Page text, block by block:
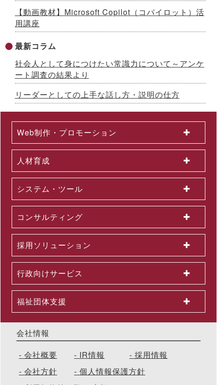
座開始
2026.07.10
「インソースグループ統合報告書2025」発行のお知らせ ～AI
時代の成長戦略を様々な観点で解説
成果が出るまで伴走する、Forward Deployed型コンサルタン
ト養成研修を開発 ～26年７月から公開講座で提供
2026.07.03
国土交通省採択の二地域居住事業に参画、新たな人流創出へ～
「白川町二地域居住促進コンソーシアム」協定締結のお知らせ
2026.07.01
2026年６月度KPI（業績指標）進捗状況
2026.06.12
待値の理解」を軸に、７月から新たに３研修を公開講座で開催
2026.06.08
催 ～問題意識調査結果から、日本企業における課題を読み解く
2026.06.03
＜第３弾＞「AI活用を１億人に」交通広告を６月より大幅拡大
～東名阪エリアの主要路線にて、教育による業務へのAI活用支
援を力強く訴求
2026.06.01
組織変更及び人事異動に関するお知らせ
2026.06.01
2026年５月度KPI（業績指標）進捗状況
公開講座セットプラン「上司部下ペアプラン」を26年５月より
提供開始 ～同一テーマの同時受講で、実践につながる共通言語
【動画教材】Microsoft Copilot（コパイロット）活
用講座
最新コラム
社会人として身につけたい常識力について～アンケ
ート調査の結果より
リーダーとしての上手な話し方・説明の仕方
Web制作・プロモーション
人材育成
システム・ツール
コンサルティング
採用ソリューション
行政向けサービス
福祉団体支援
会社情報
会社概要
IR情報
採用情報
会社方針
個人情報保護方針